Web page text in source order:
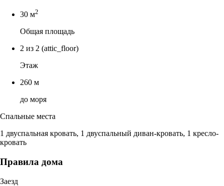
30 м2
Общая площадь
2 из 2 (attic_floor)
Этаж
260 м
до моря
Спальные места
1 двуспальная кровать, 1 двуспальный диван-кровать, 1 кресло-
кровать
Правила дома
Заезд